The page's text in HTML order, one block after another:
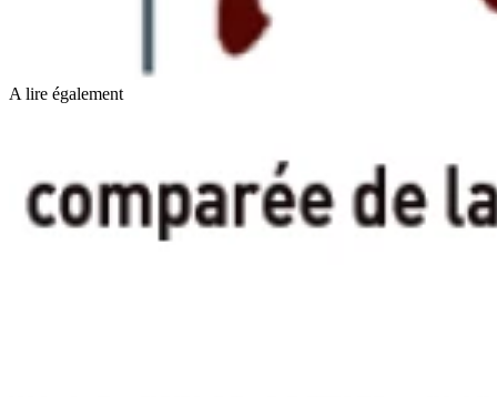
A lire également